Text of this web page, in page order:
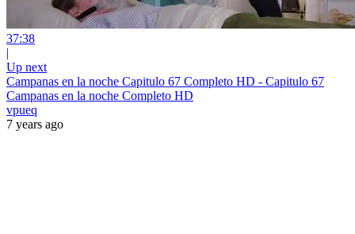
37:38
|
Up next
Campanas en la noche Capitulo 67 Completo HD - Capitulo 67
Campanas en la noche Completo HD
vpueq
7 years ago